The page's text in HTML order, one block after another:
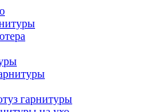
гарнитуры